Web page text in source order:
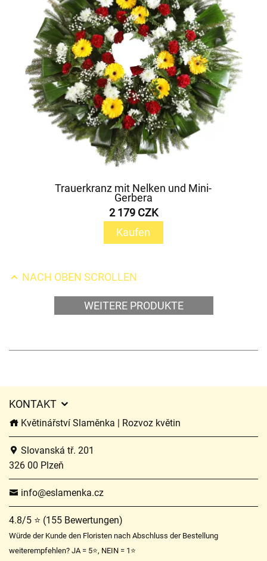
Trauerkranz mit Nelken und Mini-
Gerbera
2 179 CZK
Kaufen
NACH OBEN SCROLLEN
WEITERE PRODUKTE
KONTAKT
Květinářství Slaměnka | Rozvoz květin
Slovanská tř. 201
326 00 Plzeň
info@eslamenka.cz
4.8/5 ⭐ (155 Bewertungen)
Würde der Kunde den Floristen nach Abschluss der Bestellung
weiterempfehlen? JA = 5⭐, NEIN = 1⭐